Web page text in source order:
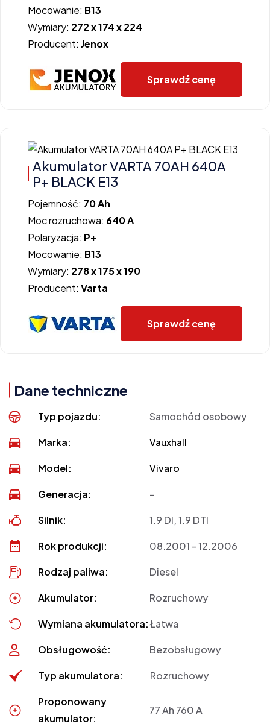
Mocowanie: B13
Wymiary: 272 x 174 x 224
Producent: Jenox
Sprawdź cenę
Akumulator VARTA 70AH 640A
P+ BLACK E13
Pojemność: 70 Ah
Moc rozruchowa: 640 A
Polaryzacja: P+
Mocowanie: B13
Wymiary: 278 x 175 x 190
Producent: Varta
Sprawdź cenę
Dane techniczne
Typ pojazdu: Samochód osobowy
Marka: Vauxhall
Model: Vivaro
Generacja: -
Silnik: 1.9 DI, 1.9 DTI
Rok produkcji: 08.2001 - 12.2006
Rodzaj paliwa: Diesel
Akumulator: Rozruchowy
Wymiana akumulatora:Łatwa
Obsługowość: Bezobsługowy
Typ akumulatora: Rozruchowy
Proponowany
akumulator:
77 Ah 760 A